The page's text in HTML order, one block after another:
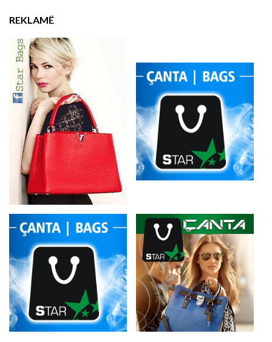
REKLAMË